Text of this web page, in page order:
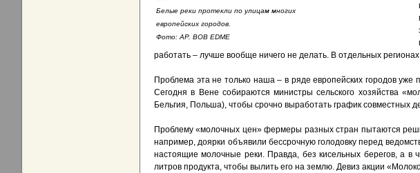
Белые реки протекли по улицам многих
европейских городов.
Фото: AP. BOB EDME
работать – лучше вообще ничего не делать. В отдельных
Проблема эта не только наша – в ряде европейских городов
Сегодня в Вене собираются министры сельского хозяйства
Бельгия, Польша), чтобы срочно выработать график совместных
Проблему «молочных цен» фермеры разных стран пытаются
например, доярки объявили бессрочную голодовку перед
настоящие молочные реки. Правда, без кисельных берегов, а в
литров продукта, чтобы вылить его на землю. Девиз акции